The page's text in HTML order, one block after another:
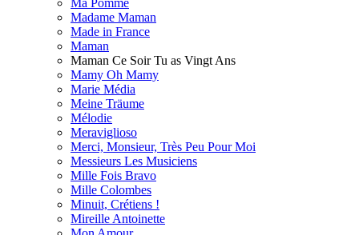
Madame Maman
Made in France
Maman
Maman Ce Soir Tu as Vingt Ans
Mamy Oh Mamy
Marie Média
Meine Träume
Mélodie
Meraviglioso
Merci, Monsieur, Très Peu Pour Moi
Messieurs Les Musiciens
Mille Fois Bravo
Mille Сolombes
Minuit, Crétiens !
Mireille Antoinette